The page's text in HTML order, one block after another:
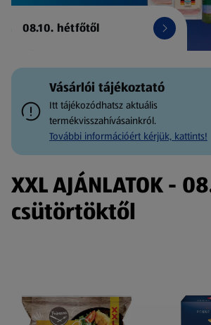
08.10. hétfőtől
Vásárlói tájékoztató
Itt tájékozódhatsz aktuális
termékvisszahívásainkról.
További információért kérjük, kattints!
XXL AJÁNLATOK -
csütörtöktől